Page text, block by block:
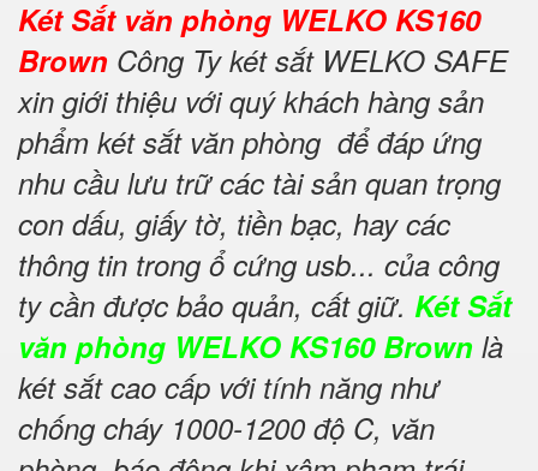
Két Sắt văn phòng WELKO KS160
Brown Công Ty két sắt WELKO SAFE
xin giới thiệu với quý khách hàng sản
phẩm két sắt văn phòng để đáp ứng
nhu cầu lưu trữ các tài sản quan trọng
con dấu, giấy tờ, tiền bạc, hay các
thông tin trong ổ cứng usb... của công
ty cần được bảo quản, cất giữ. Két Sắt
văn phòng WELKO KS160 Brown là
két sắt cao cấp với tính năng như
chống cháy 1000-1200 độ C, văn